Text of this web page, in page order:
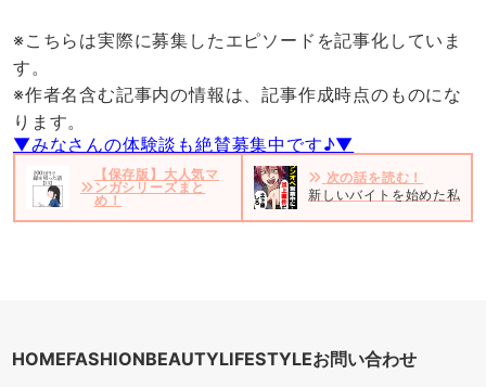
※こちらは実際に募集したエピソードを記事化していま
す。
※作者名含む記事内の情報は、記事作成時点のものにな
ります。
▼みなさんの体験談も絶賛募集中です♪▼
【保存版】大人気マ
ンガシリーズまと
め！
次の話を読む！
新しいバイトを始めた私。
HOMEFASHIONBEAUTYLIFESTYLEお問い合わせ